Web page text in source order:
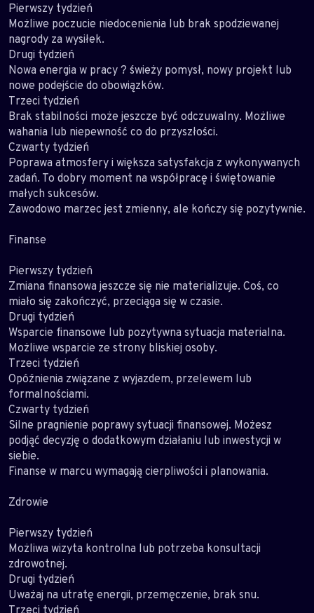
Pierwszy tydzień
Możliwe poczucie niedocenienia lub brak spodziewanej
nagrody za wysiłek.
Drugi tydzień
Nowa energia w pracy ? świeży pomysł, nowy projekt lub
nowe podejście do obowiązków.
Trzeci tydzień
Brak stabilności może jeszcze być odczuwalny. Możliwe
wahania lub niepewność co do przyszłości.
Czwarty tydzień
Poprawa atmosfery i większa satysfakcja z wykonywanych
zadań. To dobry moment na współpracę i świętowanie
małych sukcesów.
Zawodowo marzec jest zmienny, ale kończy się pozytywnie.
Finanse
Pierwszy tydzień
Zmiana finansowa jeszcze się nie materializuje. Coś, co
miało się zakończyć, przeciąga się w czasie.
Drugi tydzień
Wsparcie finansowe lub pozytywna sytuacja materialna.
Możliwe wsparcie ze strony bliskiej osoby.
Trzeci tydzień
Opóźnienia związane z wyjazdem, przelewem lub
formalnościami.
Czwarty tydzień
Silne pragnienie poprawy sytuacji finansowej. Możesz
podjąć decyzję o dodatkowym działaniu lub inwestycji w
siebie.
Finanse w marcu wymagają cierpliwości i planowania.
Zdrowie
Pierwszy tydzień
Możliwa wizyta kontrolna lub potrzeba konsultacji
zdrowotnej.
Drugi tydzień
Uważaj na utratę energii, przemęczenie, brak snu.
Trzeci tydzień